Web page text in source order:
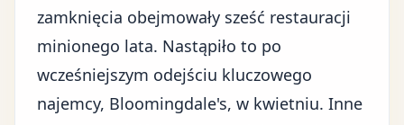
zamknięcia obejmowały sześć restauracji
minionego lata. Nastąpiło to po
wcześniejszym odejściu kluczowego
najemcy, Bloomingdale's, w kwietniu. Inne